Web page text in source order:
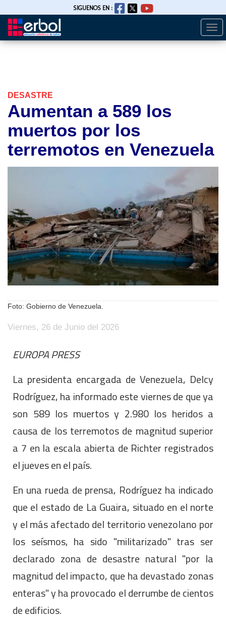
Pasar
SIGUENOS EN :
DESASTRE
Aumentan a 589 los
muertos por los
terremotos en Venezuela
Foto: Gobierno de Venezuela.
Viernes, 26 de Junio del 2026
EUROPA PRESS
La presidenta encargada de Venezuela, Delcy
Rodríguez, ha informado este viernes de que ya
son 589 los muertos y 2.980 los heridos a
causa de los terremotos de magnitud superior
a 7 en la escala abierta de Richter registrados
el jueves en el país.
En una rueda de prensa, Rodríguez ha indicado
que el estado de La Guaira, situado en el norte
y el más afectado del territorio venezolano por
los seísmos, ha sido "militarizado" tras ser
declarado zona de desastre natural "por la
magnitud del impacto, que ha devastado zonas
enteras" y ha provocado el derrumbe de cientos
de edificios.